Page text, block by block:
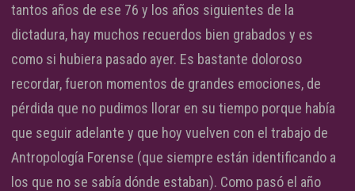
tantos años de ese 76 y los años siguientes de la
dictadura, hay muchos recuerdos bien grabados y es
como si hubiera pasado ayer. Es bastante doloroso
recordar, fueron momentos de grandes emociones, de
pérdida que no pudimos llorar en su tiempo porque había
que seguir adelante y que hoy vuelven con el trabajo de
Antropología Forense (que siempre están identificando a
los que no se sabía dónde estaban). Como pasó el año